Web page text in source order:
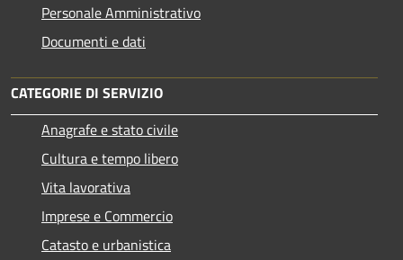
Personale Amministrativo
Documenti e dati
CATEGORIE DI SERVIZIO
Anagrafe e stato civile
Cultura e tempo libero
Vita lavorativa
Imprese e Commercio
Catasto e urbanistica